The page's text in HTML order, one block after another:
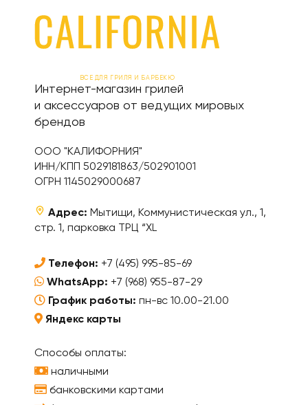
ВСЕ ДЛЯ ГРИЛЯ И БАРБЕКЮ
Интернет-магазин грилей
и аксессуаров от ведущих мировых
брендов
ООО "КАЛИФОРНИЯ"
ИНН/КПП 5029181863/502901001
ОГРН 1145029000687
Адрес: Мытищи, Коммунистическая ул., 1,
стр. 1, парковка ТРЦ “XL
Телефон: +7 (495) 995-85-69
WhatsApp: +7 (968) 955-87-29
График работы: пн-вс 10.00-21.00
Яндекс карты
Способы оплаты:
наличными
банковскими картами